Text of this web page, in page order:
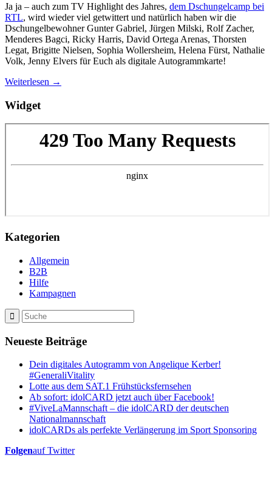
Ja ja – auch zum TV Highlight des Jahres, dem Dschungelcamp bei
RTL, wird wieder viel getwittert und natürlich haben wir die
Dschungelbewohner Gunter Gabriel, Jürgen Milski, Rolf Zacher,
Menderes Bagci, Ricky Harris, David Ortega Arenas, Thorsten
Legat, Brigitte Nielsen, Sophia Wollersheim, Helena Fürst, Nathalie
Volk, Jenny Elvers für Euch als digitale Autogrammkarte!
Weiterlesen →
Widget
Kategorien
Allgemein
B2B
Hilfe
Kampagnen
Neueste Beiträge
Dein digitales Autogramm von Angelique Kerber!
#GeneraliVitality
Lotte aus dem SAT.1 Frühstücksfernsehen
Ab sofort: idolCARD jetzt auch über Facebook!
#ViveLaMannschaft – die idolCARD der deutschen
Nationalmannschaft
idolCARDs als perfekte Verlängerung im Sport Sponsoring
Folgenauf Twitter